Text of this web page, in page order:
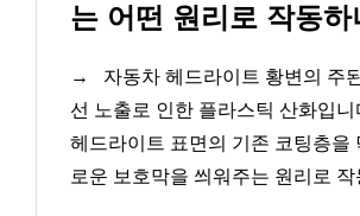
는 어떤 원리로 작동하
→
자동차 헤드라이트 황변의 주
선 노출로 인한 플라스틱 산화입니
헤드라이트 표면의 기존 코팅층을
로운 보호막을 씌워주는 원리로 작